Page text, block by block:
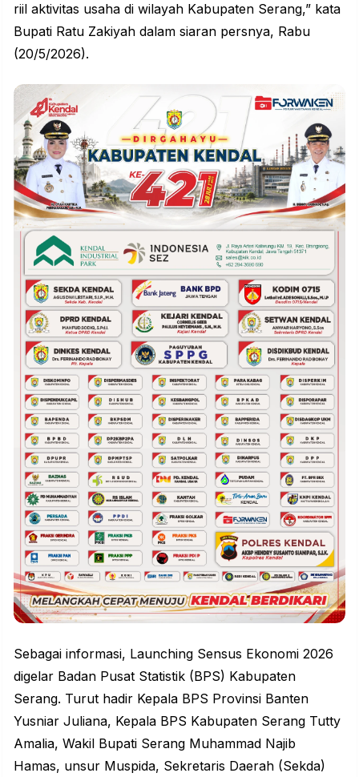
riil aktivitas usaha di wilayah Kabupaten Serang,” kata
Bupati Ratu Zakiyah dalam siaran persnya, Rabu
(20/5/2026).
Sebagai informasi, Launching Sensus Ekonomi 2026
digelar Badan Pusat Statistik (BPS) Kabupaten
Serang. Turut hadir Kepala BPS Provinsi Banten
Yusniar Juliana, Kepala BPS Kabupaten Serang Tutty
Amalia, Wakil Bupati Serang Muhammad Najib
Hamas, unsur Muspida, Sekretaris Daerah (Sekda)